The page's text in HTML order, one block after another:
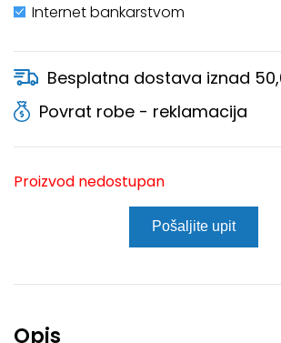
Internet bankarstvom
Besplatna dostava iznad
Povrat robe - reklamacija
Proizvod nedostupan
Pošaljite upit
Opis